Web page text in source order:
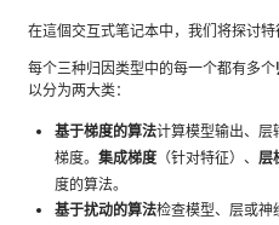
在這個交互式笔记本中，我们将探讨特
每个三种归因类型中的每一个都有多个
以分为两大类：
基于梯度的算法计算模型输出、层
梯度。集成梯度 （针对特征）、 层
度的算法。
基于扰动的算法检查模型、层或神